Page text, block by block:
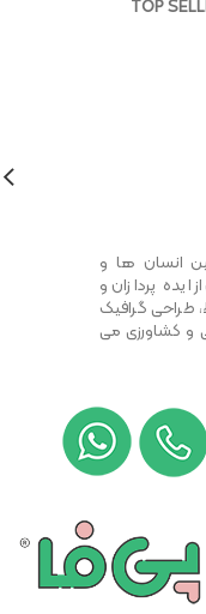
TOP
انسان ها و
پردازان و
طراحی گرافیک
و کشاورزی می